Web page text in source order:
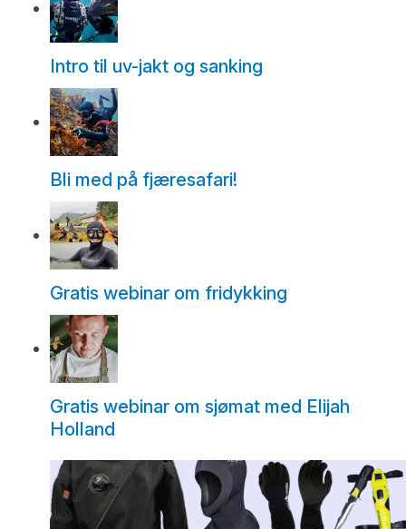
Intro til uv-jakt og sanking
Bli med på fjæresafari!
Gratis webinar om fridykking
Gratis webinar om sjømat med Elijah
Holland